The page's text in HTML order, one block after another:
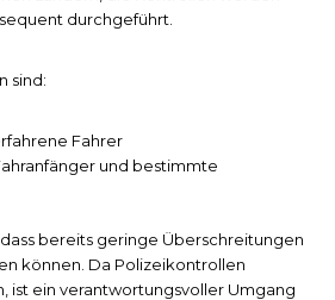
durchgeführt.
sind:
Fahrer
und bestimmte
bereits geringe Überschreitungen
können. Da Polizeikontrollen
ist ein verantwortungsvoller Umgang